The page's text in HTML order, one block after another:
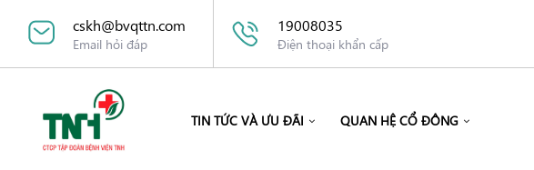
cskh@bvqttn.com
Email hỏi đáp
19008035
Điện thoại khẩn cấp
TIN TỨC VÀ ƯU ĐÃI QUAN HỆ CỔ ĐÔNG